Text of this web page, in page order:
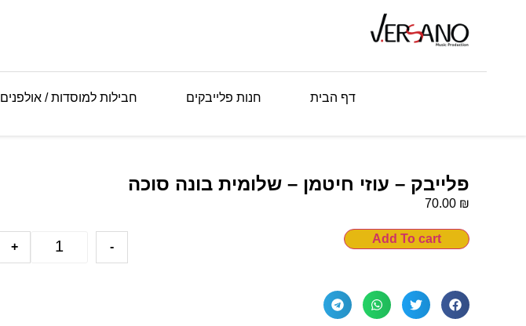
דף הבית חנות פלייבקים חבילות למוסדות / אולפנים
פלייבק – עוזי חיטמן – שלומית בונה סוכה
70.00 ₪
-
+
Add To cart